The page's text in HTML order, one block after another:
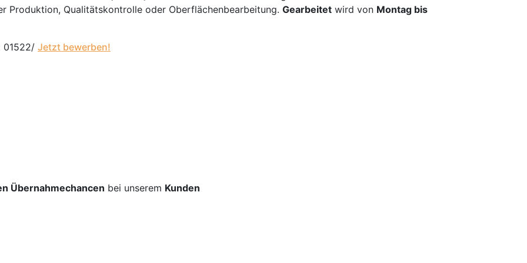
Produktion, Qualitätskontrolle oder Oberflächenbearbeitung. Gearbeitet wird von Montag bis
01522/ Jetzt bewerben!
Übernahmechancen bei unserem Kunden